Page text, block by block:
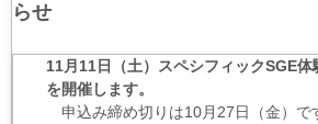
らせ
11月11日（土）スペシフィックSGE
を開催します。
申込み締め切りは10月27日（金）で